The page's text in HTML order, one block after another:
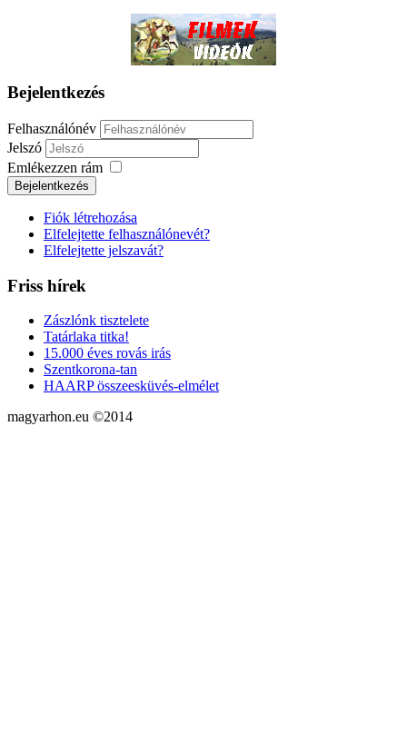
Bejelentkezés
Felhasználónév
Jelszó
Emlékezzen rám
Fiók létrehozása
Elfelejtette felhasználónevét?
Elfelejtette jelszavát?
Friss hírek
Zászlónk tisztelete
Tatárlaka titka!
15.000 éves rovás irás
Szentkorona-tan
HAARP összeesküvés-elmélet
magyarhon.eu ©2014